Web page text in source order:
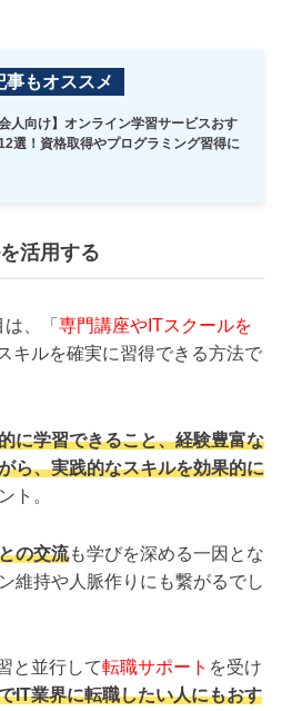
事もオススメ
会人向け】オンライン学習サービスおす
選！資格取得やプログラミング習得に
活用する
、「 専門講座やITスクールを
キルを確実に習得できる方法で
に学習できること、経験豊富な
ら、実践的なスキルを効果的に
ト。
の交流も学びを深める一因とな
維持や人脈作りにも繋がるでし
と並行して転職サポート を受け
IT業界に転職したい人にもおす